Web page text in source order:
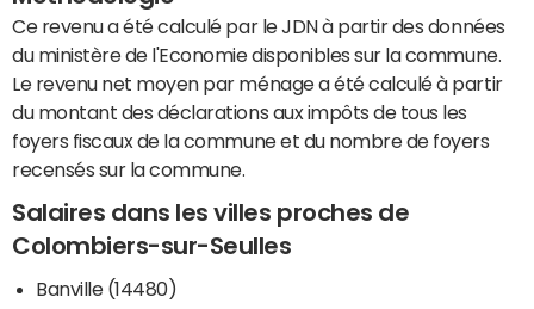
Ce revenu a été calculé par le JDN à partir des données
du ministère de l'Economie disponibles sur la commune.
Le revenu net moyen par ménage a été calculé à partir
du montant des déclarations aux impôts de tous les
foyers fiscaux de la commune et du nombre de foyers
recensés sur la commune.
Salaires dans les villes proches de
Colombiers-sur-Seulles
Banville (14480)